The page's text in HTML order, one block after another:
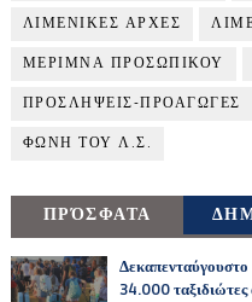
ΛΙΜΕΝΙΚΕΣ ΑΡΧΕΣ
ΜΕΡΙΜΝΑ ΠΡΟΣΩΠΙΚΟΥ
ΠΡΟΣΛΗΨΕΙΣ-ΠΡΟΑΓΩΓΕΣ
ΦΩΝΗ ΤΟΥ Λ.Σ.
ΠΡΌΣΦΑΤΑ
34.000